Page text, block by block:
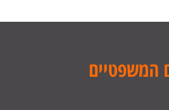
המשפטיים